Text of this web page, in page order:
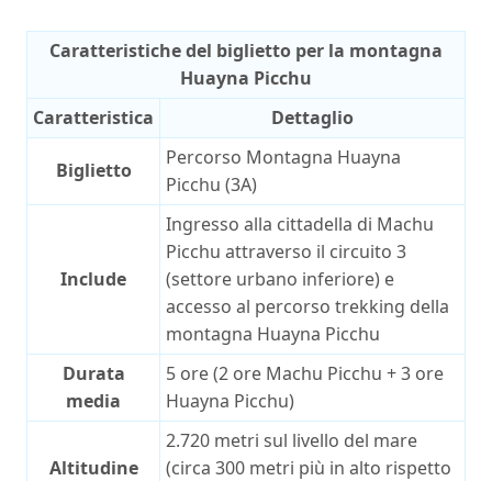
Caratteristiche del biglietto per la montagna
Huayna Picchu
Caratteristica
Dettaglio
Biglietto
Percorso Montagna Huayna
Picchu (3A)
Include
Ingresso alla cittadella di Machu
Picchu attraverso il circuito 3
(settore urbano inferiore) e
accesso al percorso trekking della
montagna Huayna Picchu
Durata
media
5 ore (2 ore Machu Picchu + 3 ore
Huayna Picchu)
Altitudine
2.720 metri sul livello del mare
(circa 300 metri più in alto rispetto